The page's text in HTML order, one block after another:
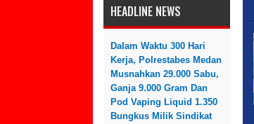
HEADLINE NEWS
Dalam Waktu 300 Hari
Kerja, Polrestabes Medan
Musnahkan 29.000 Sabu,
Ganja 9.000 Gram Dan
Pod Vaping Liquid 1.350
Bungkus Milik Sindikat